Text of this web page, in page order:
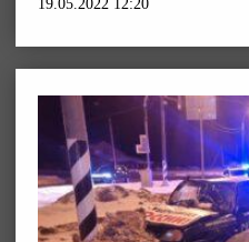
19.05.2022 12:20